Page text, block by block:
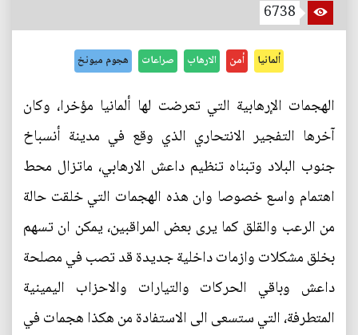
6738
ألمانيا أمن الارهاب صراعات هجوم ميونخ
الهجمات الإرهابية التي تعرضت لها ألمانيا مؤخرا، وكان
آخرها التفجير الانتحاري الذي وقع في مدينة أنسباخ
جنوب البلاد وتبناه تنظيم داعش الارهابي، ماتزال محط
اهتمام واسع خصوصا وان هذه الهجمات التي خلقت حالة
من الرعب والقلق كما يرى بعض المراقبين، يمكن ان تسهم
بخلق مشكلات وازمات داخلية جديدة قد تصب في مصلحة
داعش وباقي الحركات والتيارات والاحزاب اليمينية
المتطرفة، التي ستسعى الى الاستفادة من هكذا هجمات في